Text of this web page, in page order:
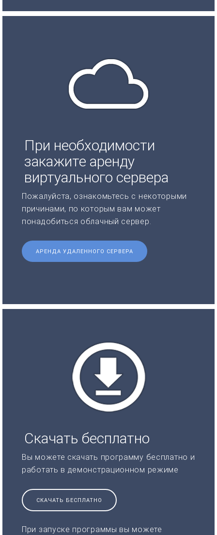
При необходимости
закажите аренду
виртуального сервера
Пожалуйста, ознакомьтесь с некоторыми
причинами, по которым вам может
понадобиться облачный сервер.
АРЕНДА УДАЛЕННОГО СЕРВЕРА
Скачать бесплатно
Вы можете скачать программу бесплатно и
работать в демонстрационном режиме
СКАЧАТЬ БЕСПЛАТНО
При запуске программы вы можете